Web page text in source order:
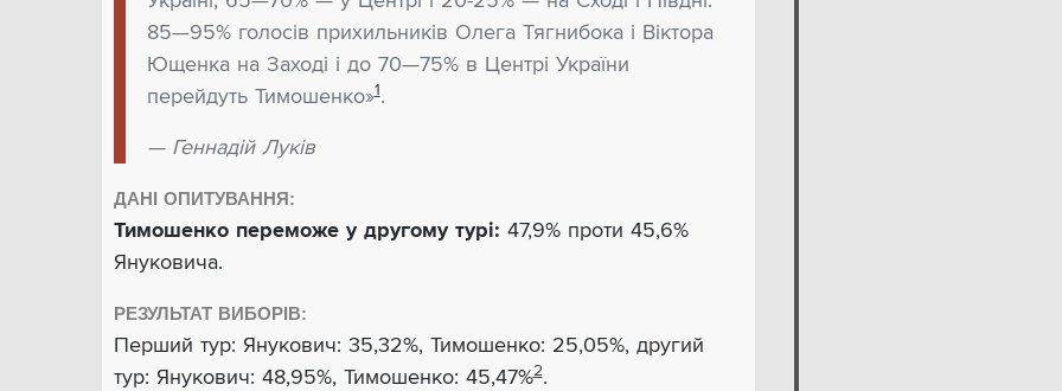
85—95% голосів прихильників Олега Тягнибока і Віктора
Ющенка на Заході і до 70—75% в Центрі України
перейдуть Тимошенко»1.
— Геннадій Луків
ДАНІ ОПИТУВАННЯ:
Тимошенко переможе у другому турі: 47,9% проти 45,6%
Януковича.
РЕЗУЛЬТАТ ВИБОРІВ:
Перший тур: Янукович: 35,32%, Тимошенко: 25,05%, другий
тур: Янукович: 48,95%, Тимошенко: 45,47%2.